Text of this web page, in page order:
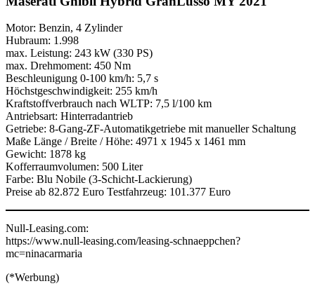
Motor: Benzin, 4 Zylinder
Hubraum: 1.998
max. Leistung: 243 kW (330 PS)
max. Drehmoment: 450 Nm
Beschleunigung 0-100 km/h: 5,7 s
Höchstgeschwindigkeit: 255 km/h
Kraftstoffverbrauch nach WLTP: 7,5 l/100 km
Antriebsart: Hinterradantrieb
Getriebe: 8-Gang-ZF-Automatikgetriebe mit manueller Schaltung
Maße Länge / Breite / Höhe: 4971 x 1945 x 1461 mm
Gewicht: 1878 kg
Kofferraumvolumen: 500 Liter
Farbe: Blu Nobile (3-Schicht-Lackierung)
Preise ab 82.872 Euro Testfahrzeug: 101.377 Euro
Null-Leasing.com:
https://www.null-leasing.com/leasing-schnaeppchen?
mc=ninacarmaria
(*Werbung)